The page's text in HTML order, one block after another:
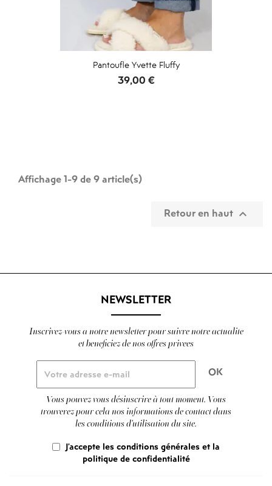
Pantoufle Yvette Fluffy
Prix
39,00 €
Affichage 1-9 de 9 article(s)
Retour en haut 
NEWSLETTER
Inscrivez-vous a notre newsletter pour suivre notre actualite
et beneficiez de nos offres privees
Vous pouvez vous désinscrire à tout moment. Vous
trouverez pour cela nos informations de contact dans
les conditions d'utilisation du site.
J'accepte les conditions générales et la
politique de confidentialité